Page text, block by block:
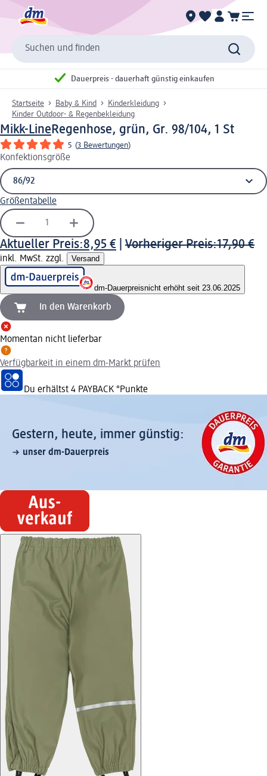
Suchen und finden
Dauerpreis - dauerhaft günstig einkaufen
Startseite Baby & Kind
Kinderkleidung
Kinder Outdoor- & Regenbekleidung
Mikk-LineRegenhose, grün, Gr. 98/104, 1 St
5 (3 Bewertungen)
Konfektionsgröße
Größentabelle
Aktueller Preis:8,95 € Vorheriger Preis:17,90 €
inkl. MwSt. zzgl. Versand
dm-Dauerpreisnicht erhöht seit 23.06.2025
In den Warenkorb
Momentan nicht lieferbar
Verfügbarkeit in einem dm-Markt prüfen
Du erhältst 4 PAYBACK °Punkte
Gestern, heute, immer günstig:
unser dm-Dauerpreis